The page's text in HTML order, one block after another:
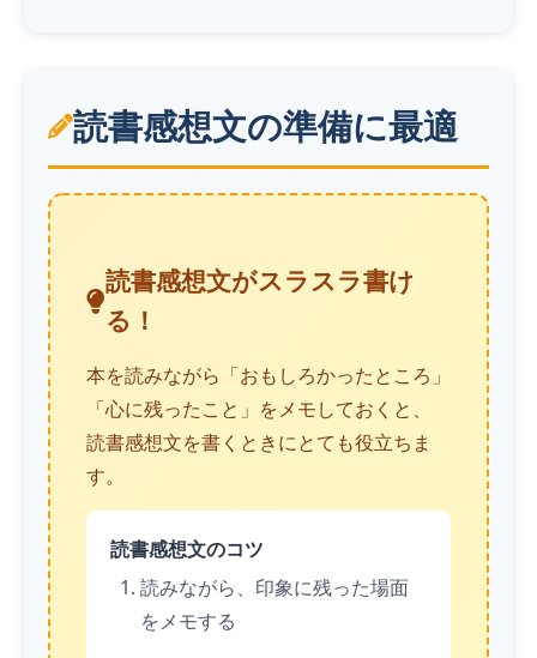
読書感想文の準備に最適
読書感想文がスラスラ書け
る！
本を読みながら「おもしろかったところ」
「心に残ったこと」をメモしておくと、
読書感想文を書くときにとても役立ちま
す。
読書感想文のコツ
読みながら、印象に残った場面
をメモする